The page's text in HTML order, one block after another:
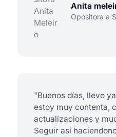
Anita
Opositora a
"Buenos días, llevo
estoy muy contenta,
actualizaciones y
Seguir asi